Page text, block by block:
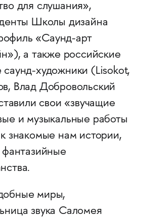
для слушания»,
Школы дизайна
«Саунд-арт
а также российские
художники (Lisokot,
Влад Добровольский
свои «звучащие
и музыкальные работы
знакомые нам истории,
фантазийные
миры,
звука Саломея